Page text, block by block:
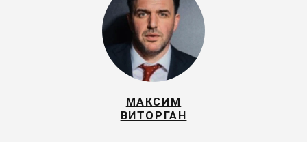
МАКСИМ
ВИТОРГАН